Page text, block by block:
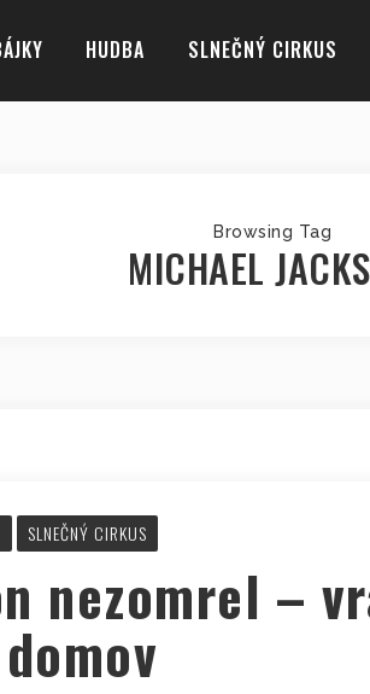
HUDBA SLNEČNÝ CIRKUS
Browsing Tag
MICHAEL
SLNEČNÝ CIRKUS
nezomrel –